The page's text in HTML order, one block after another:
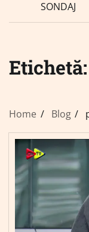
SONDAJ
Etichetă:
Home Blog